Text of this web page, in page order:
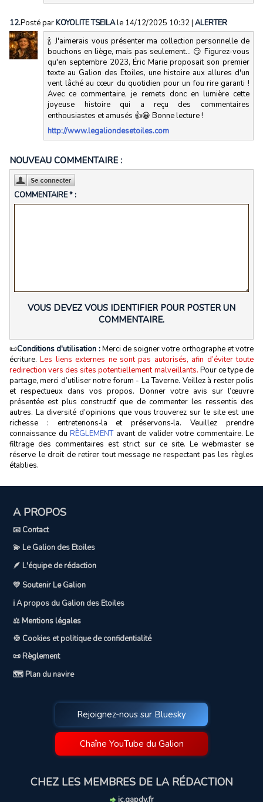
12.Posté parKOYOLITE TSEILAle 14/12/2025 10:32 | ALERTER
🍾 J'aimerais vous présenter ma collection personnelle de
bouchons en liège, mais pas seulement... 😏 Figurez-vous
qu'en septembre 2023, Éric Marie proposait son premier
texte au Galion des Etoiles, une histoire aux allures d'un
vent lâché au cœur du quotidien pour un fou rire garanti !
Avec ce commentaire, je remets donc en lumière cette
joyeuse histoire qui a reçu des commentaires
enthousiastes et amusés 👍😀 Bonne lecture !
http://www.legaliondesetoiles.com
NOUVEAU COMMENTAIRE :
COMMENTAIRE * :
VOUS DEVEZ VOUS IDENTIFIER POUR POSTER UN
COMMENTAIRE.
📜Conditions d'utilisation :Merci de soigner votre orthographe et votre
écriture.Les liens externes ne sont pas autorisés, afin d’éviter toute
redirection vers des sites potentiellement malveillants. Pour ce type de
partage, merci d’utiliser notre forum - La Taverne. Veillez à rester polis
et respectueux dans vos propos. Donner votre avis sur l’œuvre
présentée est plus constructif que de commenter les ressentis des
autres. La diversité d’opinions que vous trouverez sur le site est une
richesse : entretenons‑la et préservons‑la. Veuillez prendre
connaissance du RÈGLEMENTavant de valider votre commentaire. Le
filtrage des commentaires est strict sur ce site. Le webmaster se
réserve le droit de retirer tout message ne respectant pas les règles
établies.
A PROPOS
📧 Contact
💫 Le Galion des Etoiles
🪶 L'équipe de rédaction
💛 Soutenir Le Galion
ℹ️ A propos du Galion des Etoiles
⚖️ Mentions légales
🍪 Cookies et politique de confidentialité
📜 Règlement
🗺️ Plan du navire
Rejoignez-nous sur Bluesky
Chaîne YouTube du Galion
CHEZ LES MEMBRES DE LA RÉDACTION
jc.gapdy.fr